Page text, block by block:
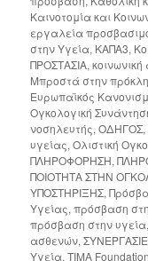
Καινοτομία και
εργαλεία
στην Υγεία, ΚΑΠΑ3,
ΠΡΟΣΤΑΣΙΑ,
Μπροστά στην
Ευρωπαϊκός
Ογκολογική
νοσηλευτής,ΟΔΗΓΟΣ,
υγείας,Ολιστική
ΠΛΗΡΟΦΟΡΗΣΗ,
ΠΟΙΟΤΗΤΑ ΣΤΗΝ
ΥΠΟΣΤΗΡΙΞΗΣ,
Υγείας,πρόσβαση
πρόσβαση στην υγεία
ασθενών,
Υγεία,ΤΙΜΑ Foundation